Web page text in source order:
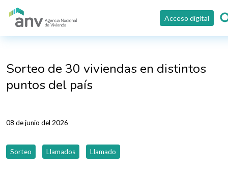
Pasar al contenido principal
Acceso digital
Sorteo de 30 viviendas en distintos
puntos del país
08 de junio del 2026
Sorteo Llamados Llamado